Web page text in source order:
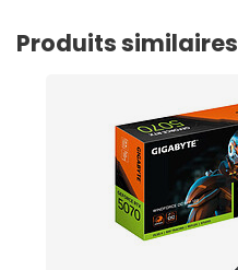
Produits similaires